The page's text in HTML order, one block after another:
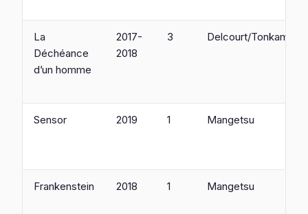
La
Déchéance
d’un homme
2017-
2018
3 Delcourt/Tonkam
Sensor 2019 1 Mangetsu
Frankenstein 2018 1 Mangetsu